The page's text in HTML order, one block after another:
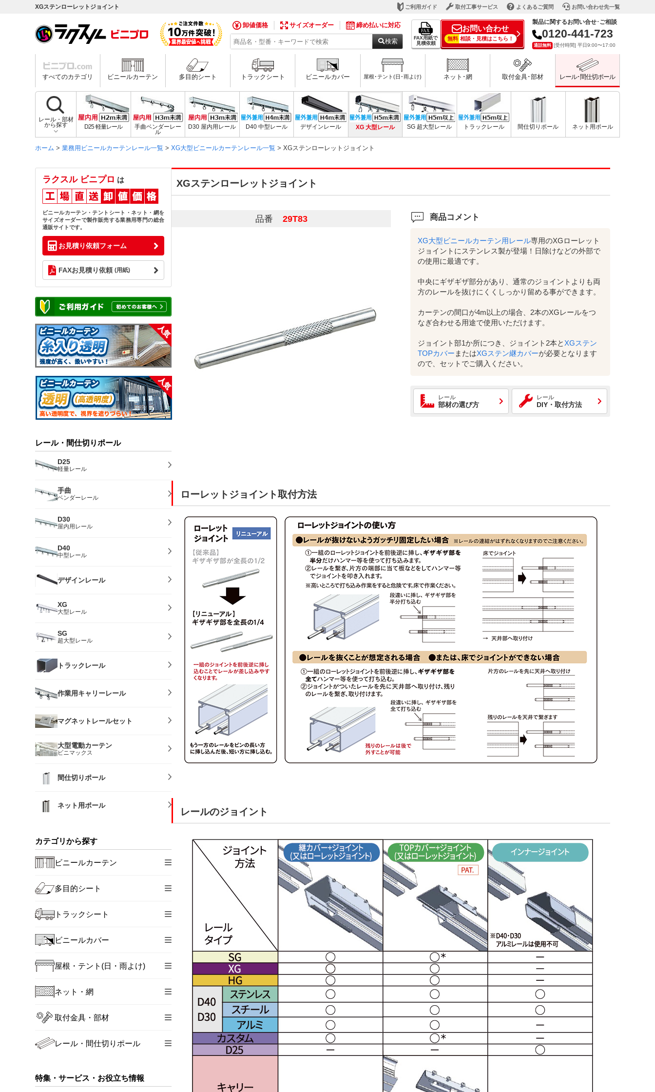
XGステンローレットジョイント ご利用ガイド 取付工事サービス よくあるご質問 お問い合わせ先一覧
卸値価格 サイズオーダー 締め払いに対応
検索
FAX用紙で
見積依頼
お問い合わせ
無料 相談・見積はこちら！
製品に関するお問い合せ･ご相談
0120-441-723
通話無料 [受付時間] 平日9:00〜17:00
すべてのカテゴリ ビニールカーテン 多目的シート トラックシート ビニールカバー 屋根･テント(日･雨よけ) ネット･網 取付金具･部材 レール･間仕切ポール
レール・部材
から探す
D25 軽量レール
手曲ベンダーレー
ル
D30 屋内用レール D40 中型レール デザインレール XG 大型レール SG 超大型レール トラックレール 間仕切りポール ネット用ポール
ホーム > 業務用ビニールカーテンレール一覧 > XG大型ビニールカーテンレール一覧 > XGステンローレットジョイント
XGステンローレットジョイント
品番 29T83 商品コメント
XG大型ビニールカーテン用レール専用のXGローレット
ジョイントにステンレス製が登場！日除けなどの外部で
の使用に最適です。
中央にギザギザ部分があり、通常のジョイントよりも両
方のレールを抜けにくくしっかり留める事ができます。
カーテンの間口が4m以上の場合、2本のXGレールをつ
なぎ合わせる用途で使用いただけます。
ジョイント部1か所につき、ジョイント2本と XGステン
TOPカバー またはXGステン継カバーが必要となります
ので、セットでご購入ください。
レール
部材の選び方
レール
DIY・取付方法
ローレットジョイント取付方法
レールのジョイント
ラクスル ビニプロ は
ビニールカーテン・テントシート・ネット・網を
サイズオーダーで製作販売する業務用専門の総合
通販サイトです。
お見積り依頼フォーム
FAXお見積り依頼 (用紙)
レール・間仕切りポール
D25
軽量レール
手曲
ベンダーレール
D30
屋内用レール
D40
中型レール
デザインレール
XG
大型レール
SG
超大型レール
トラックレール
作業用キャリーレール
マグネットレールセット
大型電動カーテン
ビニマックス
間仕切りポール
ネット用ポール
カテゴリから探す
ビニールカーテン
多目的シート
トラックシート
ビニールカバー
屋根・テント(日・雨よけ)
ネット・網
取付金具・部材
レール・間仕切りポール
特集・サービス・お役立ち情報